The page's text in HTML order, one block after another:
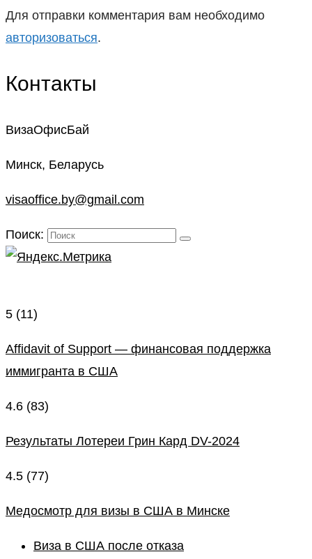
Для отправки комментария вам необходимо
авторизоваться.
Контакты
ВизаОфисБай
Минск, Беларусь
visaoffice.by@gmail.com
Поиск:
5 (11)
Affidavit of Support — финансовая поддержка
иммигранта в США
4.6 (83)
Результаты Лотереи Грин Кард DV-2024
4.5 (77)
Медосмотр для визы в США в Минске
Виза в США после отказа